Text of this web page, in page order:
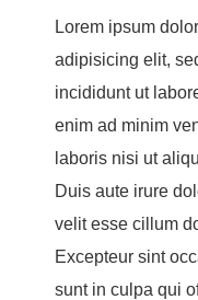
Lorem ipsum
adipisicing elit,
incididunt ut
enim ad minim
laboris nisi ut
Duis aute irure
velit esse cillum
Excepteur sint
sunt in culpa qui